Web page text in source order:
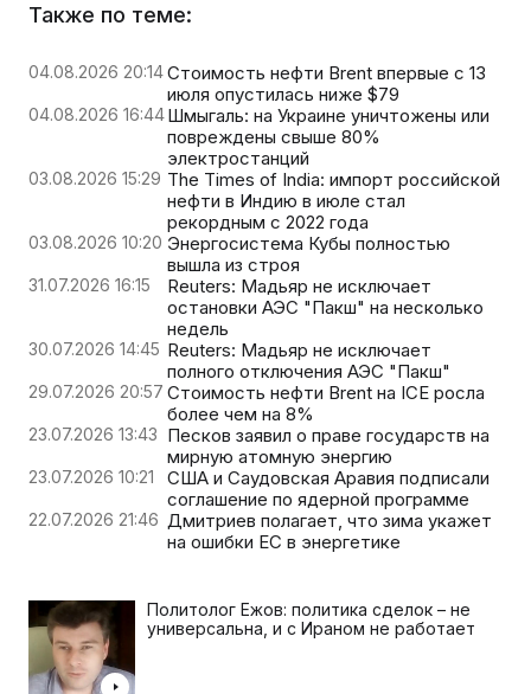
Также по теме:
04.08.2026 20:14Стоимость нефти Brent впервые с 13
июля опустилась ниже $79
04.08.2026 16:44Шмыгаль: на Украине уничтожены или
повреждены свыше 80%
электростанций
03.08.2026 15:29 The Times of India: импорт российской
нефти в Индию в июле стал
рекордным с 2022 года
03.08.2026 10:20 Энергосистема Кубы полностью
вышла из строя
31.07.2026 16:15
Reuters: Мадьяр не исключает
остановки АЭС "Пакш" на несколько
недель
30.07.2026 14:45 Reuters: Мадьяр не исключает
полного отключения АЭС "Пакш"
29.07.2026 20:57 Стоимость нефти Brent на ICE росла
более чем на 8%
23.07.2026 13:43 Песков заявил о праве государств на
мирную атомную энергию
23.07.2026 10:21
США и Саудовская Аравия подписали
соглашение по ядерной программе
22.07.2026 21:46 Дмитриев полагает, что зима укажет
на ошибки ЕС в энергетике
Политолог Ежов: политика сделок – не
универсальна, и с Ираном не работает